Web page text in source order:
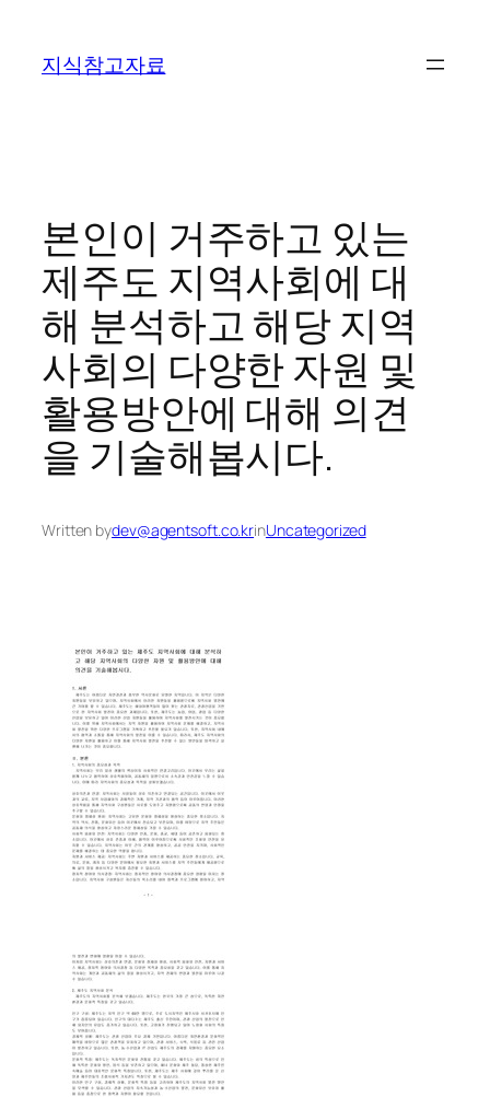
지식참고자료
본인이 거주하고 있는
제주도 지역사회에 대
해 분석하고 해당 지역
사회의 다양한 자원 및
활용방안에 대해 의견
을 기술해봅시다.
Written bydev@agentsoft.co.krinUncategorized